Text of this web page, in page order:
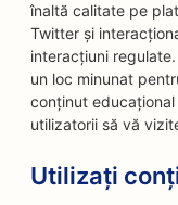
înaltă calitate pe
Twitter și
interacțiuni
un loc minunat
conținut
utilizatorii să vă
Utilizați